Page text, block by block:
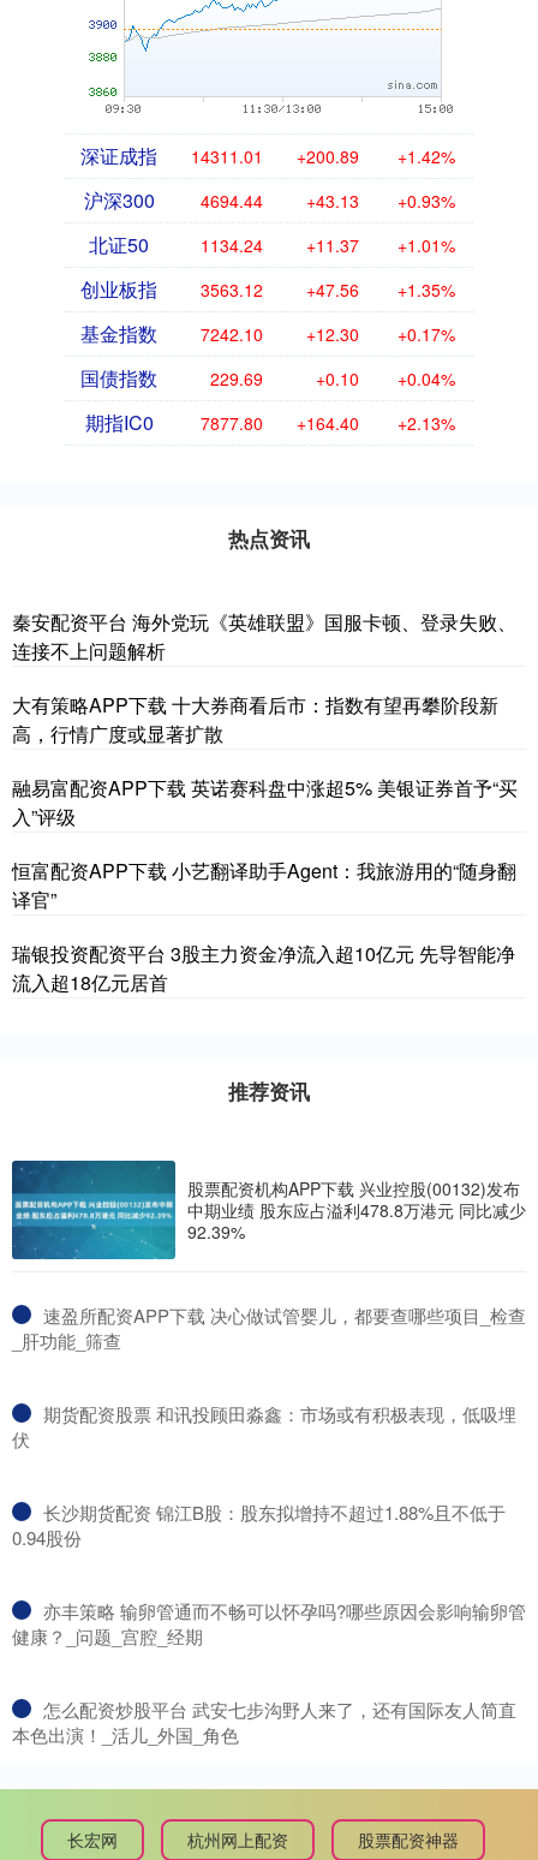
深证成指 14311.01 +200.89 +1.42%
沪深300 4694.44 +43.13 +0.93%
北证50 1134.24 +11.37 +1.01%
创业板指 3563.12 +47.56 +1.35%
基金指数 7242.10 +12.30 +0.17%
国债指数 229.69 +0.10 +0.04%
期指IC0 7877.80 +164.40 +2.13%
热点资讯
秦安配资平台 海外党玩《英雄联盟》国服卡顿、登录失败、
连接不上问题解析
大有策略APP下载 十大券商看后市：指数有望再攀阶段新
高，行情广度或显著扩散
融易富配资APP下载 英诺赛科盘中涨超5% 美银证券首予“买
入”评级
恒富配资APP下载 小艺翻译助手Agent：我旅游用的“随身翻
译官”
瑞银投资配资平台 3股主力资金净流入超10亿元 先导智能净
流入超18亿元居首
推荐资讯
股票配资机构APP下载 兴业控股(00132)发布
中期业绩 股东应占溢利478.8万港元 同比减少
92.39%
​速盈所配资APP下载 决心做试管婴儿，都要查哪些项目_检查
_肝功能_筛查
​期货配资股票 和讯投顾田淼鑫：市场或有积极表现，低吸埋
伏
​长沙期货配资 锦江B股：股东拟增持不超过1.88%且不低于
0.94股份
​亦丰策略 输卵管通而不畅可以怀孕吗?哪些原因会影响输卵管
健康？_问题_宫腔_经期
​怎么配资炒股平台 武安七步沟野人来了，还有国际友人简直
本色出演！_活儿_外国_角色
长宏网 杭州网上配资 股票配资神器